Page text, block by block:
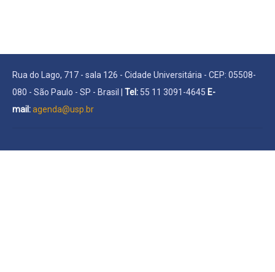
Rua do Lago, 717 - sala 126 - Cidade Universitária - CEP: 05508-
080 - São Paulo - SP - Brasil | Tel: 55 11 3091-4645 E-
mail:agenda@usp.br